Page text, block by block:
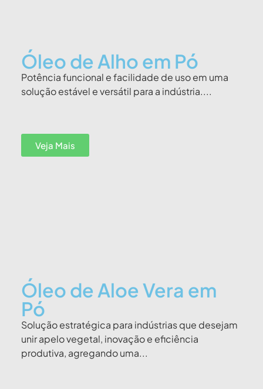
Óleo de Alho em Pó
Potência funcional e facilidade de uso em uma
solução estável e versátil para a indústria....
Óleo de Aloe Vera em
Pó
Solução estratégica para indústrias que desejam
unir apelo vegetal, inovação e eficiência
produtiva, agregando uma...
Veja Mais